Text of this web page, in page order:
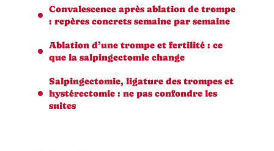
Convalescence après ablation de trompe
: repères concrets semaine par semaine
Ablation d’une trompe et fertilité : ce
que la salpingectomie change
Salpingectomie, ligature des trompes et
hystérectomie : ne pas confondre les
suites